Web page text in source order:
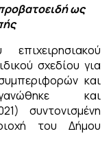
ως
σχεδίου για
και
και
συντονισμένη
του Δήμου